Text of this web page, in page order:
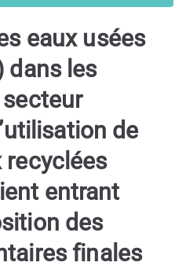
eaux usées
dans les
de
recyclées
entrant
des
finales